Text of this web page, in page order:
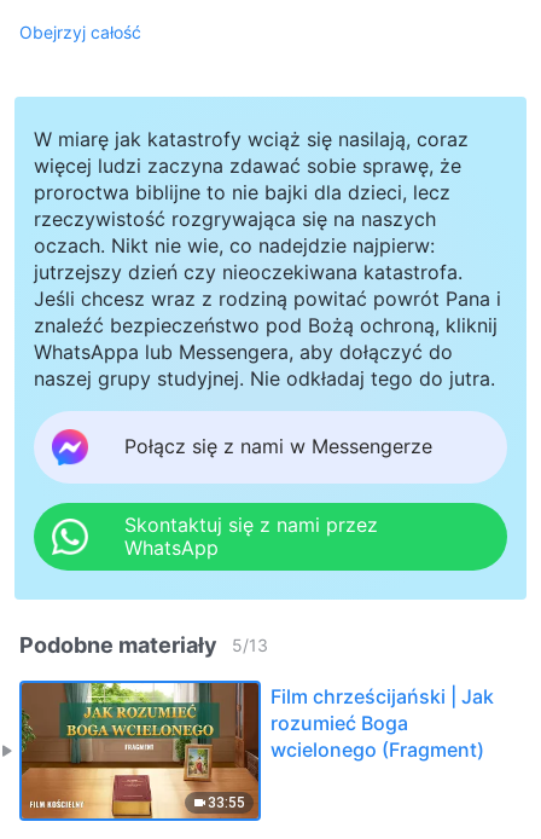
Obejrzyj całość
W miarę jak katastrofy wciąż się nasilają, coraz
więcej ludzi zaczyna zdawać sobie sprawę, że
proroctwa biblijne to nie bajki dla dzieci, lecz
rzeczywistość rozgrywająca się na naszych
oczach. Nikt nie wie, co nadejdzie najpierw:
jutrzejszy dzień czy nieoczekiwana katastrofa.
Jeśli chcesz wraz z rodziną powitać powrót Pana i
znaleźć bezpieczeństwo pod Bożą ochroną, kliknij
WhatsAppa lub Messengera, aby dołączyć do
naszej grupy studyjnej. Nie odkładaj tego do jutra.
Połącz się z nami w Messengerze
Skontaktuj się z nami przez
WhatsApp
Podobne materiały 5/13
33:55
Film chrześcijański | Jak
rozumieć Boga
wcielonego (Fragment)